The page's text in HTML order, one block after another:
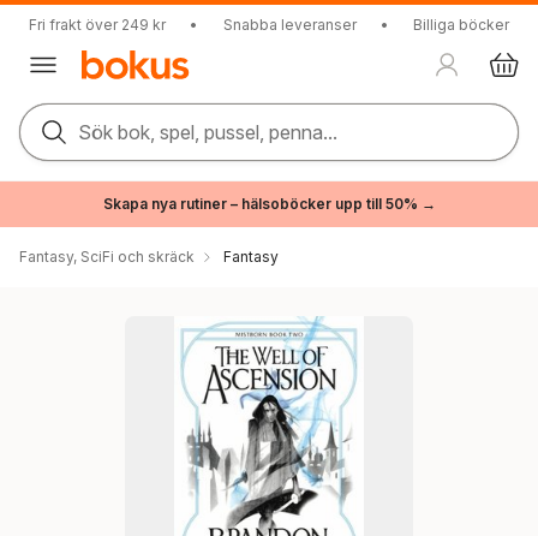
Fri frakt över 249 kr • Snabba leveranser • Billiga böcker
Sök bok, spel, pussel, penna...
Skapa nya rutiner – hälsoböcker upp till 50% →
Fantasy, SciFi och skräck Fantasy